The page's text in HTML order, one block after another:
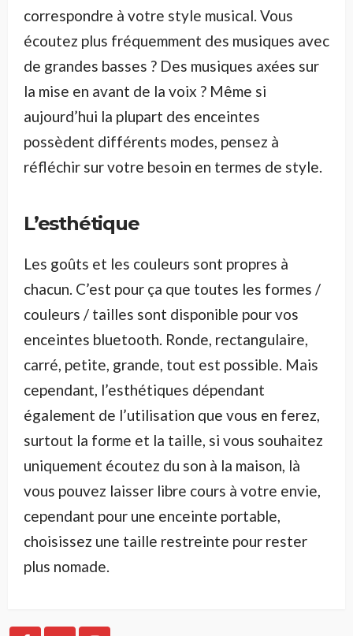
correspondre à votre style musical. Vous
écoutez plus fréquemment des musiques avec
de grandes basses ? Des musiques axées sur
la mise en avant de la voix ? Même si
aujourd’hui la plupart des enceintes
possèdent différents modes, pensez à
réfléchir sur votre besoin en termes de style.
L’esthétique
Les goûts et les couleurs sont propres à
chacun. C’est pour ça que toutes les formes /
couleurs / tailles sont disponible pour vos
enceintes bluetooth. Ronde, rectangulaire,
carré, petite, grande, tout est possible. Mais
cependant, l’esthétiques dépendant
également de l’utilisation que vous en ferez,
surtout la forme et la taille, si vous souhaitez
uniquement écoutez du son à la maison, là
vous pouvez laisser libre cours à votre envie,
cependant pour une enceinte portable,
choisissez une taille restreinte pour rester
plus nomade.